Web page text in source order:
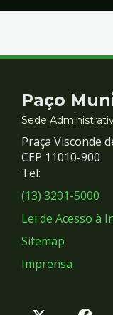
e
Redes
Sociais
Paço
Sede
Praça Visconde
CEP 11010-900
Tel:
(13) 3201-5000
Lei de Acesso à
Sitemap
Imprensa